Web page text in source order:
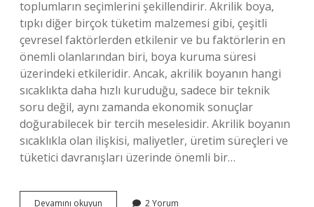
toplumların seçimlerini şekillendirir. Akrilik boya,
tıpkı diğer birçok tüketim malzemesi gibi, çeşitli
çevresel faktörlerden etkilenir ve bu faktörlerin en
önemli olanlarından biri, boya kuruma süresi
üzerindeki etkileridir. Ancak, akrilik boyanın hangi
sıcaklıkta daha hızlı kuruduğu, sadece bir teknik
soru değil, aynı zamanda ekonomik sonuçlar
doğurabilecek bir tercih meselesidir. Akrilik boyanın
sıcaklıkla olan ilişkisi, maliyetler, üretim süreçleri ve
tüketici davranışları üzerinde önemli bir…
Devamını okuyun 2 Yorum